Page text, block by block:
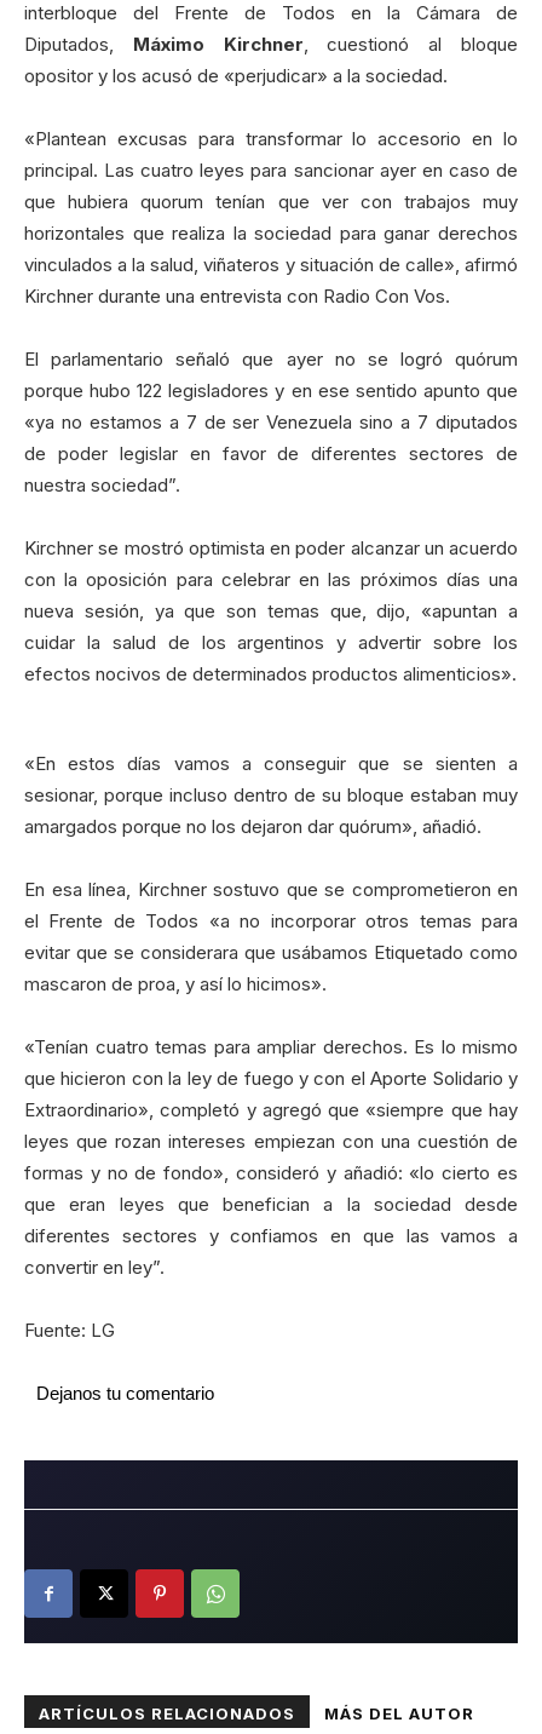
interbloque del Frente de Todos en la Cámara de
Diputados, Máximo Kirchner, cuestionó al bloque
opositor y los acusó de «perjudicar» a la sociedad.
«Plantean excusas para transformar lo accesorio en lo
principal. Las cuatro leyes para sancionar ayer en caso de
que hubiera quorum tenían que ver con trabajos muy
horizontales que realiza la sociedad para ganar derechos
vinculados a la salud, viñateros y situación de calle», afirmó
Kirchner durante una entrevista con Radio Con Vos.
El parlamentario señaló que ayer no se logró quórum
porque hubo 122 legisladores y en ese sentido apunto que
«ya no estamos a 7 de ser Venezuela sino a 7 diputados
de poder legislar en favor de diferentes sectores de
nuestra sociedad”.
Kirchner se mostró optimista en poder alcanzar un acuerdo
con la oposición para celebrar en las próximos días una
nueva sesión, ya que son temas que, dijo, «apuntan a
cuidar la salud de los argentinos y advertir sobre los
efectos nocivos de determinados productos alimenticios».
«En estos días vamos a conseguir que se sienten a
sesionar, porque incluso dentro de su bloque estaban muy
amargados porque no los dejaron dar quórum», añadió.
En esa línea, Kirchner sostuvo que se comprometieron en
el Frente de Todos «a no incorporar otros temas para
evitar que se considerara que usábamos Etiquetado como
mascaron de proa, y así lo hicimos».
«Tenían cuatro temas para ampliar derechos. Es lo mismo
que hicieron con la ley de fuego y con el Aporte Solidario y
Extraordinario», completó y agregó que «siempre que hay
leyes que rozan intereses empiezan con una cuestión de
formas y no de fondo», consideró y añadió: «lo cierto es
que eran leyes que benefician a la sociedad desde
diferentes sectores y confiamos en que las vamos a
convertir en ley”.
Fuente: LG
Dejanos tu comentario
ARTÍCULOS RELACIONADOS MÁS DEL AUTOR